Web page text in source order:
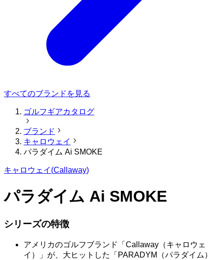
すべてのブランドを見る
ゴルフギアカタログ
ブランド
キャロウェイ
パラダイム Ai SMOKE
キャロウェイ (Callaway)
パラダイム Ai SMOKE
シリーズの特徴
アメリカのゴルフブランド「Callaway（キャロウェ
イ）」が、大ヒットした「PARADYM（パラダイム）